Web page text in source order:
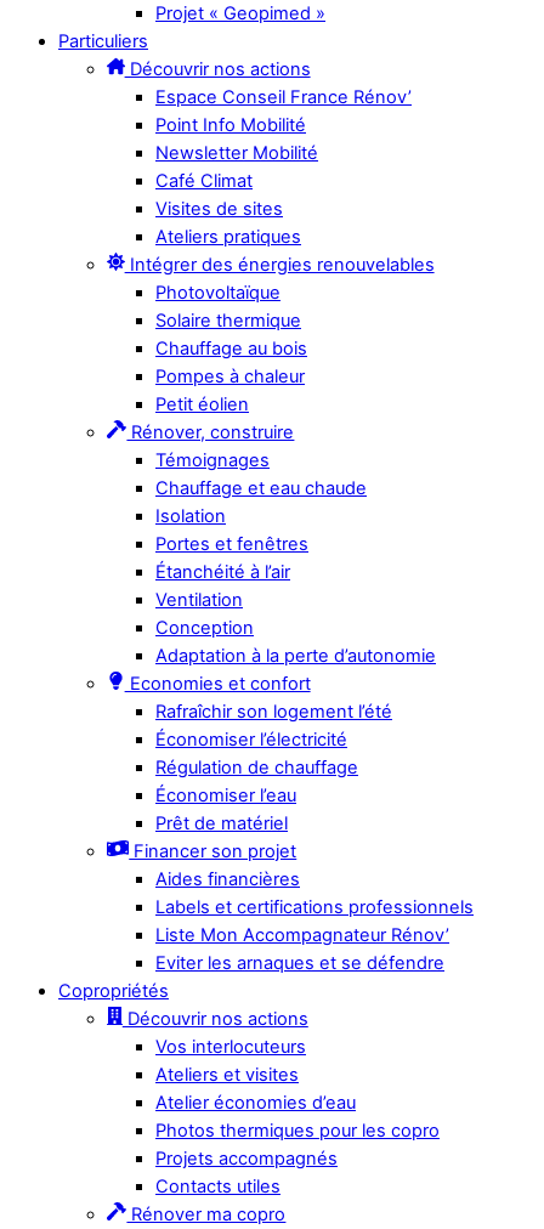
Projet « Geopimed »
Particuliers
Découvrir nos actions
Espace Conseil France Rénov’
Point Info Mobilité
Newsletter Mobilité
Café Climat
Visites de sites
Ateliers pratiques
Intégrer des énergies renouvelables
Photovoltaïque
Solaire thermique
Chauffage au bois
Pompes à chaleur
Petit éolien
Rénover, construire
Témoignages
Chauffage et eau chaude
Isolation
Portes et fenêtres
Étanchéité à l’air
Ventilation
Conception
Adaptation à la perte d’autonomie
Economies et confort
Rafraîchir son logement l’été
Économiser l’électricité
Régulation de chauffage
Économiser l’eau
Prêt de matériel
Financer son projet
Aides financières
Labels et certifications professionnels
Liste Mon Accompagnateur Rénov’
Eviter les arnaques et se défendre
Copropriétés
Découvrir nos actions
Vos interlocuteurs
Ateliers et visites
Atelier économies d’eau
Photos thermiques pour les copro
Projets accompagnés
Contacts utiles
Rénover ma copro